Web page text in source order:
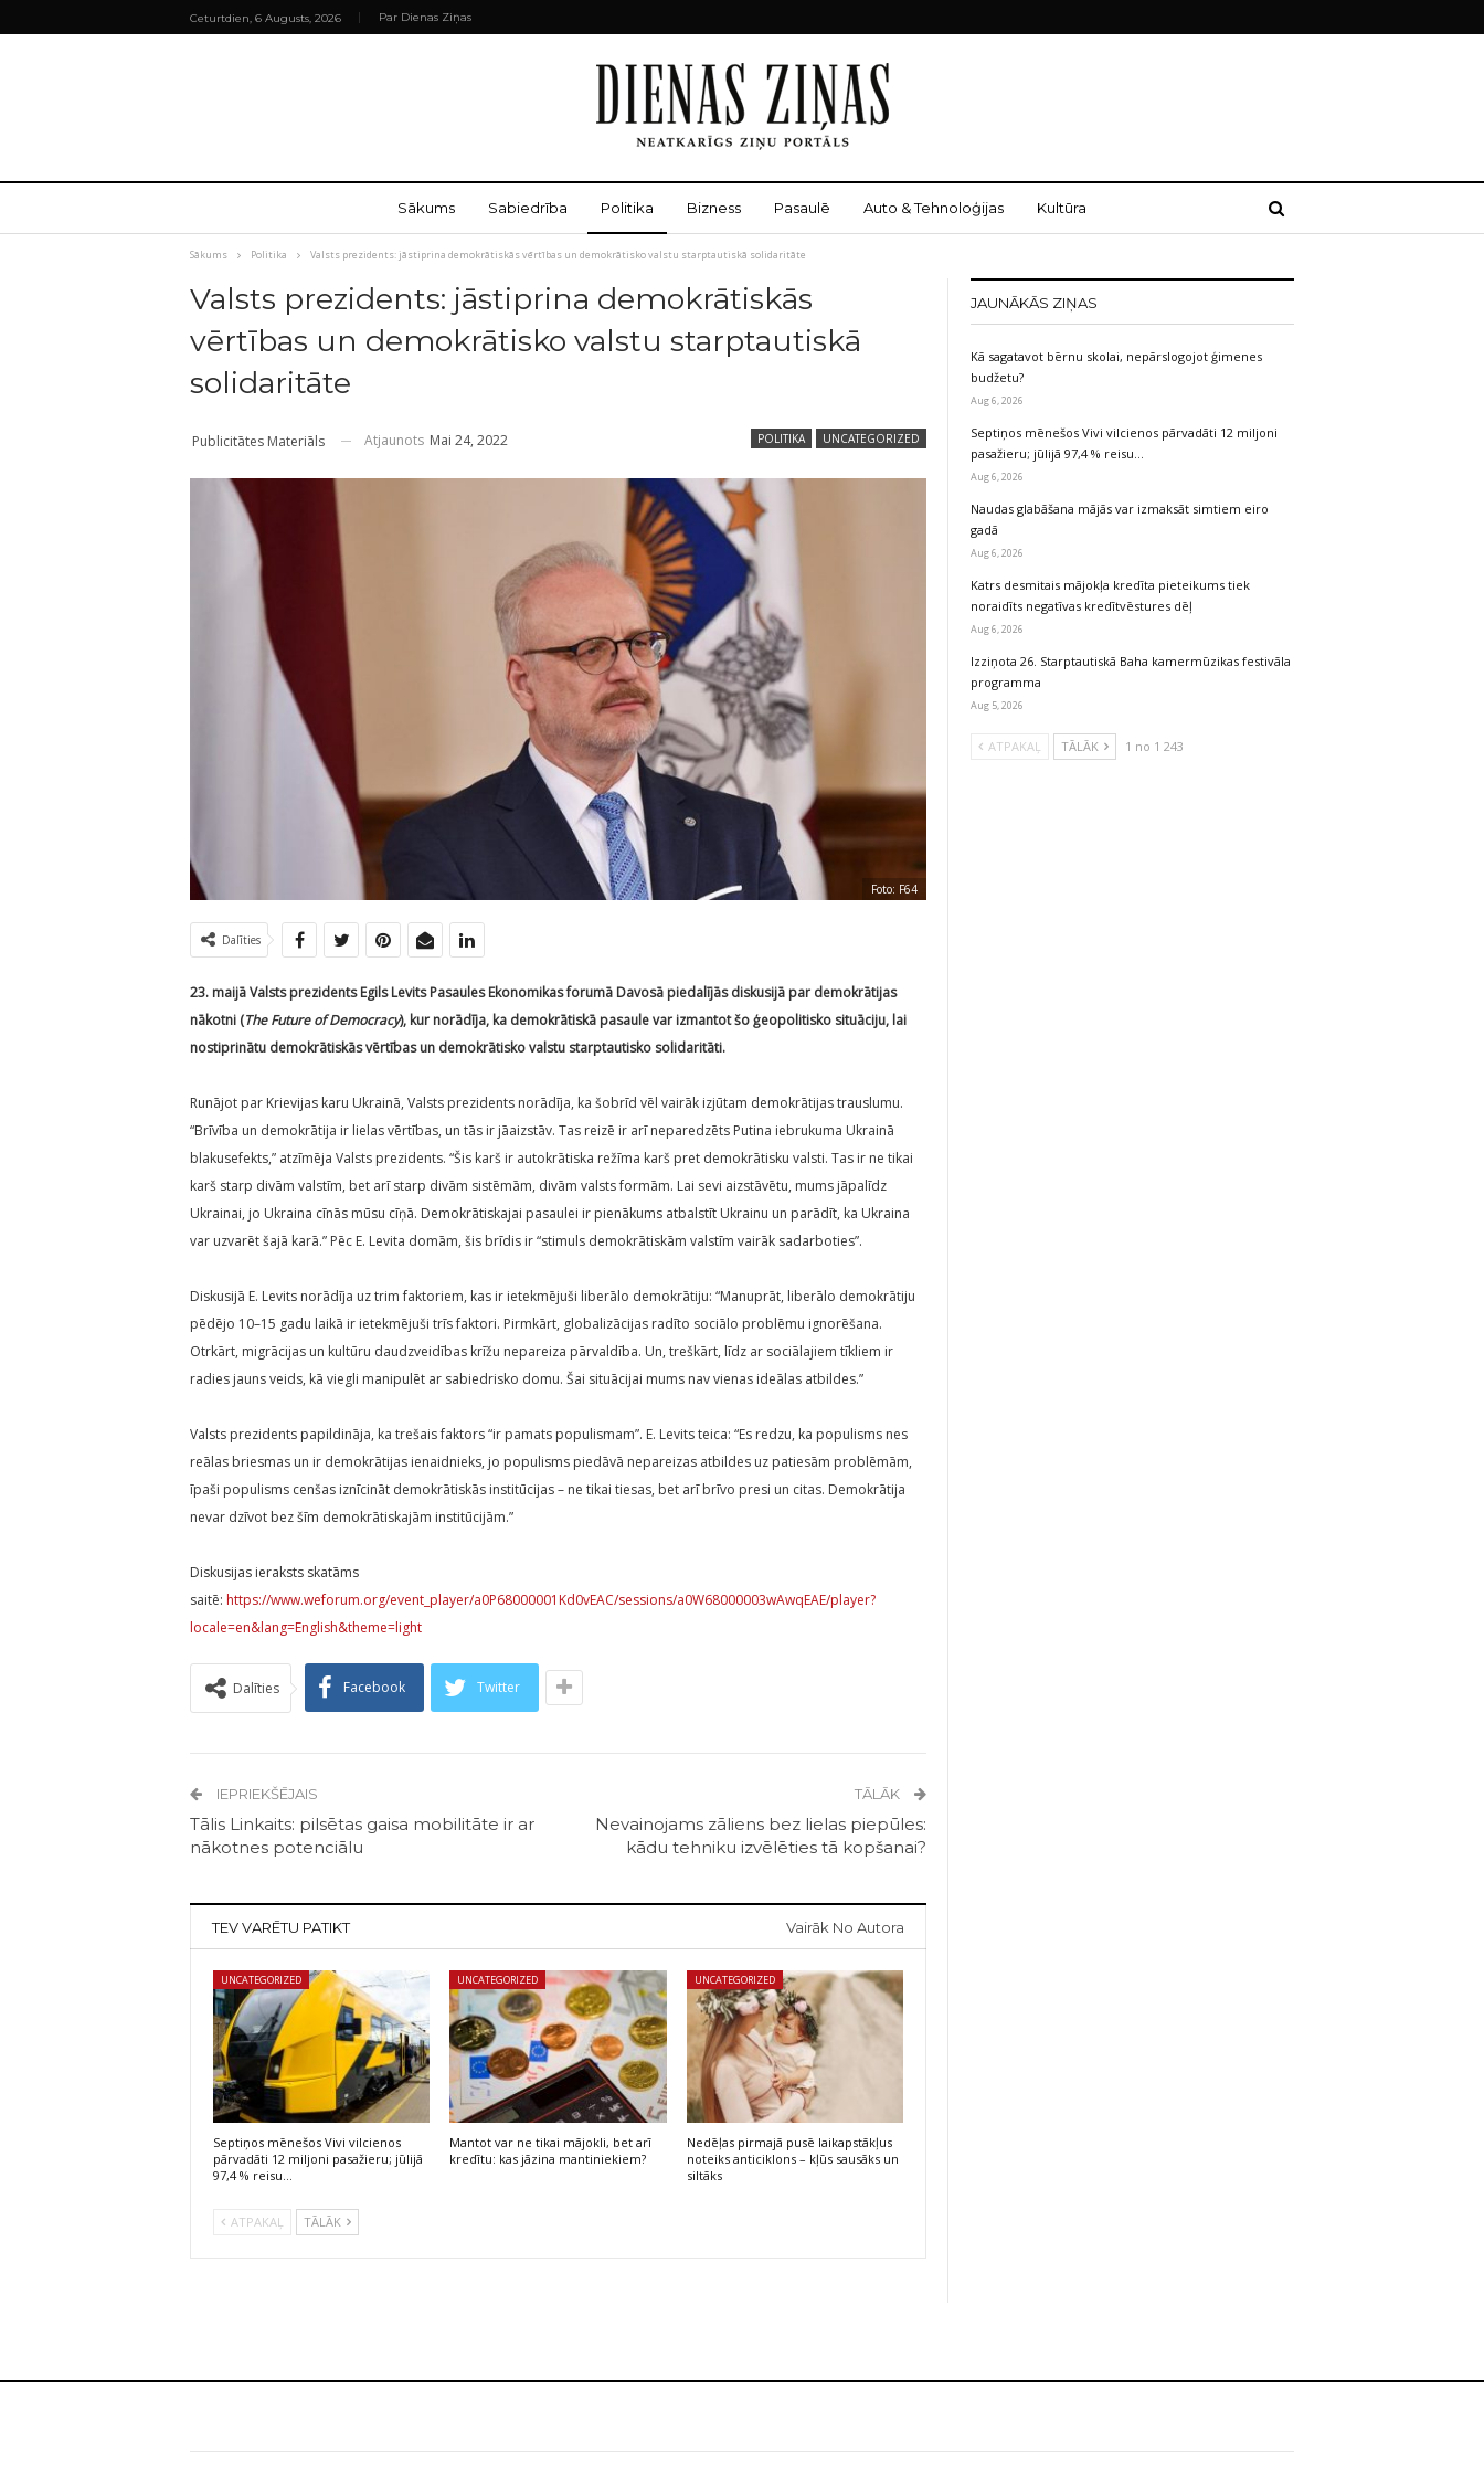
Ceturtdien, 6 Augusts, 2026 Par Dienas Ziņas
Sākums Sabiedrība Politika Bizness Pasaulē Auto & Tehnoloģijas Kultūra
Sākums Politika Valsts prezidents: jāstiprina demokrātiskās vērtības un demokrātisko valstu starptautiskā solidaritāte
Valsts prezidents: jāstiprina demokrātiskās
vērtības un demokrātisko valstu starptautiskā
solidaritāte
POLITIKA UNCATEGORIZED
Publicitātes Materiāls Atjaunots Mai 24, 2022
Foto: F64
Dalīties
23. maijā Valsts prezidents Egils Levits Pasaules Ekonomikas forumā Davosā piedalījās diskusijā par demokrātijas
nākotni (The Future of Democracy), kur norādīja, ka demokrātiskā pasaule var izmantot šo ģeopolitisko situāciju, lai
nostiprinātu demokrātiskās vērtības un demokrātisko valstu starptautisko solidaritāti.
Runājot par Krievijas karu Ukrainā, Valsts prezidents norādīja, ka šobrīd vēl vairāk izjūtam demokrātijas trauslumu.
“Brīvība un demokrātija ir lielas vērtības, un tās ir jāaizstāv. Tas reizē ir arī neparedzēts Putina iebrukuma Ukrainā
blakusefekts,” atzīmēja Valsts prezidents. “Šis karš ir autokrātiska režīma karš pret demokrātisku valsti. Tas ir ne tikai
karš starp divām valstīm, bet arī starp divām sistēmām, divām valsts formām. Lai sevi aizstāvētu, mums jāpalīdz
Ukrainai, jo Ukraina cīnās mūsu cīņā. Demokrātiskajai pasaulei ir pienākums atbalstīt Ukrainu un parādīt, ka Ukraina
var uzvarēt šajā karā.” Pēc E. Levita domām, šis brīdis ir “stimuls demokrātiskām valstīm vairāk sadarboties”.
Diskusijā E. Levits norādīja uz trim faktoriem, kas ir ietekmējuši liberālo demokrātiju: “Manuprāt, liberālo demokrātiju
pēdējo 10–15 gadu laikā ir ietekmējuši trīs faktori. Pirmkārt, globalizācijas radīto sociālo problēmu ignorēšana.
Otrkārt, migrācijas un kultūru daudzveidības krīžu nepareiza pārvaldība. Un, treškārt, līdz ar sociālajiem tīkliem ir
radies jauns veids, kā viegli manipulēt ar sabiedrisko domu. Šai situācijai mums nav vienas ideālas atbildes.”
Valsts prezidents papildināja, ka trešais faktors “ir pamats populismam”. E. Levits teica: “Es redzu, ka populisms nes
reālas briesmas un ir demokrātijas ienaidnieks, jo populisms piedāvā nepareizas atbildes uz patiesām problēmām,
īpaši populisms cenšas iznīcināt demokrātiskās institūcijas – ne tikai tiesas, bet arī brīvo presi un citas. Demokrātija
nevar dzīvot bez šīm demokrātiskajām institūcijām.”
Diskusijas ieraksts skatāms
saitē: https://www.weforum.org/event_player/a0P68000001Kd0vEAC/sessions/a0W68000003wAwqEAE/player?
locale=en&lang=English&theme=light
Dalīties Facebook Twitter
IEPRIEKŠĒJAIS
Tālis Linkaits: pilsētas gaisa mobilitāte ir ar
nākotnes potenciālu
TĀLĀK
Nevainojams zāliens bez lielas piepūles:
kādu tehniku ​​izvēlēties tā kopšanai?
TEV VARĒTU PATIKT Vairāk No Autora
UNCATEGORIZED
Septiņos mēnešos Vivi vilcienos
pārvadāti 12 miljoni pasažieru; jūlijā
97,4 % reisu…
UNCATEGORIZED
Mantot var ne tikai mājokli, bet arī
kredītu: kas jāzina mantiniekiem?
UNCATEGORIZED
Nedēļas pirmajā pusē laikapstākļus
noteiks anticiklons – kļūs sausāks un
siltāks
ATPAKAĻ TĀLĀK
JAUNĀKĀS ZIŅAS
Kā sagatavot bērnu skolai, nepārslogojot ģimenes
budžetu?
Aug 6, 2026
Septiņos mēnešos Vivi vilcienos pārvadāti 12 miljoni
pasažieru; jūlijā 97,4 % reisu…
Aug 6, 2026
Naudas glabāšana mājās var izmaksāt simtiem eiro
gadā
Aug 6, 2026
Katrs desmitais mājokļa kredīta pieteikums tiek
noraidīts negatīvas kredītvēstures dēļ
Aug 6, 2026
Izziņota 26. Starptautiskā Baha kamermūzikas festivāla
programma
Aug 5, 2026
ATPAKAĻ TĀLĀK 1 no 1 243